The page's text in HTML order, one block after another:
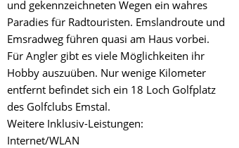
und gekennzeichneten Wegen ein wahres
Paradies für Radtouristen. Emslandroute und
Emsradweg führen quasi am Haus vorbei.
Für Angler gibt es viele Möglichkeiten ihr
Hobby auszuüben. Nur wenige Kilometer
entfernt befindet sich ein 18 Loch Golfplatz
des Golfclubs Emstal.
Weitere Inklusiv-Leistungen:
Internet/WLAN